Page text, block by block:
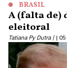
BRASIL
A (falta de)
eleitoral
Tatiana Py Dutra |